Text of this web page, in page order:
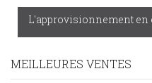
L'approvisionnement en
MEILLEURES VENTES